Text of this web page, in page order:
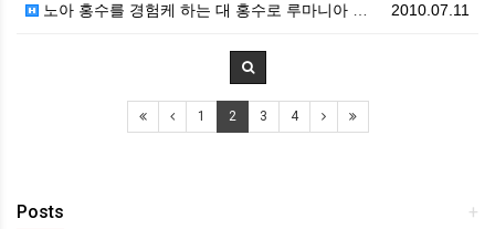
2010.07.11
노아 홍수를 경험케 하는 대 홍수로 루마니아 전국이 어…
1 2 3 4
+
Posts